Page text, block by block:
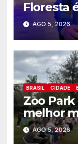
Floresta
um dos
de Foz
AGO 5, 2026
BRASIL CIDADE
Zoo Park
melhor
AGO 5, 2026